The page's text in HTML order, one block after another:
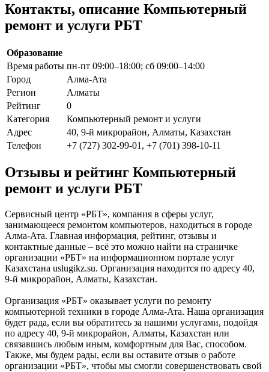
Контакты, описание Компьютерный
ремонт и услуги РБТ
Образование
Время работы пн-пт 09:00–18:00; сб 09:00–14:00
Город
Алма-Ата
Регион
Алматы
Рейтинг
0
Категория
Компьютерный ремонт и услуги
Адрес
40, 9-й микрорайон, Алматы, Казахстан
Телефон
+7 (727) 302-99-01, +7 (701) 398-10-11
Отзывы и рейтинг Компьютерный
ремонт и услуги РБТ
Сервисный центр «РБТ», компания в сферы услуг,
занимающееся ремонтом компьютеров, находиться в городе
Алма-Ата. Главная информация, рейтинг, отзывы и
контактные данные – всё это можно найти на страничке
организации «РБТ» на информационном портале услуг
Казахстана uslugikz.su. Организация находится по адресу 40,
9-й микрорайон, Алматы, Казахстан.
Организация «РБТ» оказывает услуги по ремонту
компьютерной техники в городе Алма-Ата. Наша организация
будет рада, если вы обратитесь за нашими услугами, подойдя
по адресу 40, 9-й микрорайон, Алматы, Казахстан или
связавшись любым иным, комфортным для Вас, способом.
Также, мы будем рады, если вы оставите отзыв о работе
организации «РБТ», чтобы мы смогли совершенствовать свой